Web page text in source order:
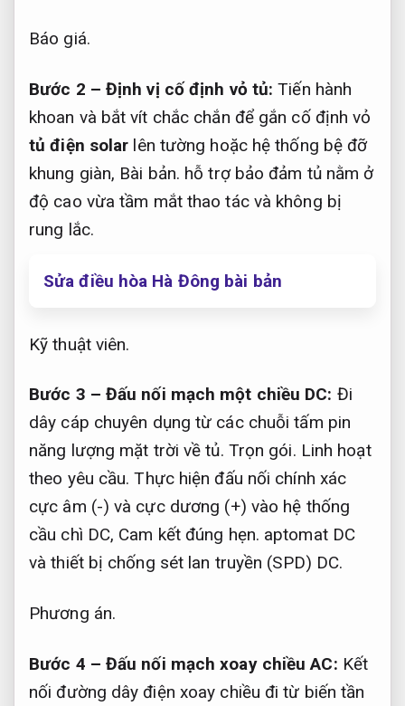
Báo giá.
Bước 2 – Định vị cố định vỏ tủ: Tiến hành
khoan và bắt vít chắc chắn để gắn cố định vỏ
tủ điện solar lên tường hoặc hệ thống bệ đỡ
khung giàn, Bài bản. hỗ trợ bảo đảm tủ nằm ở
độ cao vừa tầm mắt thao tác và không bị
rung lắc.
Sửa điều hòa Hà Đông bài bản
Kỹ thuật viên.
Bước 3 – Đấu nối mạch một chiều DC: Đi
dây cáp chuyên dụng từ các chuỗi tấm pin
năng lượng mặt trời về tủ. Trọn gói. Linh hoạt
theo yêu cầu. Thực hiện đấu nối chính xác
cực âm (-) và cực dương (+) vào hệ thống
cầu chì DC, Cam kết đúng hẹn. aptomat DC
và thiết bị chống sét lan truyền (SPD) DC.
Phương án.
Bước 4 – Đấu nối mạch xoay chiều AC: Kết
nối đường dây điện xoay chiều đi từ biến tần